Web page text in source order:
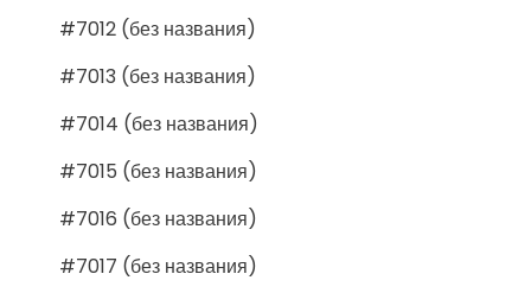
#7012 (без названия)
#7013 (без названия)
#7014 (без названия)
#7015 (без названия)
#7016 (без названия)
#7017 (без названия)